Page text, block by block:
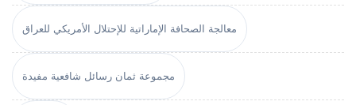
معالجة الصحافة الإماراتية للإحتلال الأمريكي للعراق
مجموعة ثمان رسائل شافعية مفيدة